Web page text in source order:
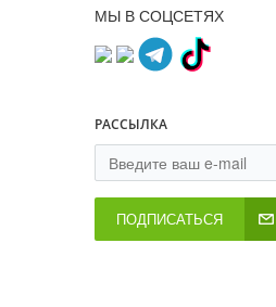
МЫ В СОЦСЕТЯХ
РАССЫЛКА
ПОДПИСАТЬСЯ